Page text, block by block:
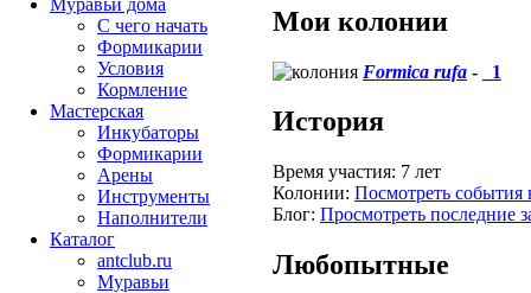
Мои колонии
Formica rufa - _1
История
Время участия: 7 лет
Колонии: Посмотреть события
Блог: Просмотреть последние
Любопытные
Муравьи дома
С чего начать
Формикарии
Условия
Кормление
Мастерская
Инкубаторы
Формикарии
Арены
Инструменты
Наполнители
Каталог
antclub.ru
Муравьи